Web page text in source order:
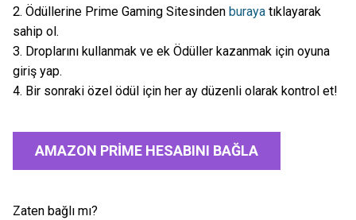
2. Ödüllerine Prime Gaming Sitesinden buraya tıklayarak
sahip ol.
3. Droplarını kullanmak ve ek Ödüller kazanmak için oyuna
giriş yap.
4. Bir sonraki özel ödül için her ay düzenli olarak kontrol et!
AMAZON PRIME HESABINI BAĞLA
Zaten bağlı mı?